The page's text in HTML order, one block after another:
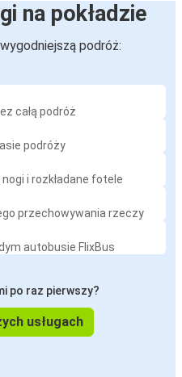
na pokładzie
podróż:
całą podróż
podróży
i rozkładane fotele
przechowywania rzeczy
autobusie FlixBus
po raz pierwszy?
usługach